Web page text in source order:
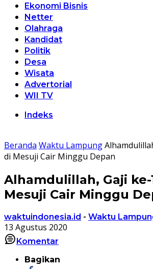
Ekonomi Bisnis
Netter
Olahraga
Kandidat
Politik
Desa
Wisata
Advertorial
WII TV
Indeks
Beranda Waktu Lampung
di Mesuji Cair Minggu Depan
Alhamdulillah, Gaji ke-
Mesuji Cair Minggu
waktuindonesia.id - Waktu
13 Agustus 2020
Komentar
Bagikan